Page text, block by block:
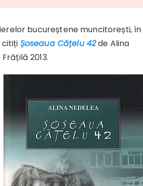
bucureștene muncitorești, în
citiți Șoseaua Cățelu 42de Alina
2013.